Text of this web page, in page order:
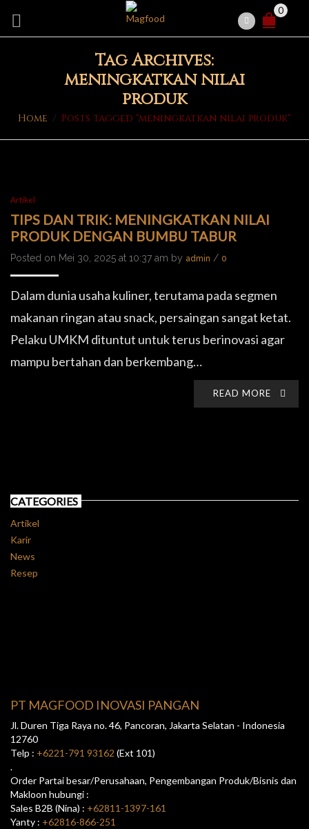
0
Tag Archives:
meningkatkan nilai
produk
Home / Posts tagged "meningkatkan nilai produk"
Artikel
TIPS DAN TRIK: MENINGKATKAN NILAI
PRODUK DENGAN BUMBU TABUR
Posted on Mei 30, 2025 at 10:37 am by admin / 0
Dalam dunia usaha kuliner, terutama pada segmen
makanan ringan atau snack, persaingan sangat ketat.
Pelaku UMKM dituntut untuk terus berinovasi agar
mampu bertahan dan berkembang…
READ MORE
CATEGORIES
Artikel
Karir
News
Resep
PT MAGFOOD INOVASI PANGAN
Jl. Duren Tiga Raya no. 46, Pancoran, Jakarta Selatan - Indonesia
12760
Telp : +6221-791 93162 (Ext 101)
.
Order Partai besar/Perusahaan, Pengembangan Produk/Bisnis dan
Makloon hubungi :
Sales B2B (Nina) : +62811-1397-161
Yanty : +62816-866-251